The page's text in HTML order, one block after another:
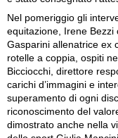
Nel pomeriggio gli
equitazione, Irene
Gasparini allenatrice ex
rotelle a coppia, ospiti
Bicciocchi, direttore
carichi d’immagini e
superamento di ogni
riconoscimento del
dimostrato anche nella